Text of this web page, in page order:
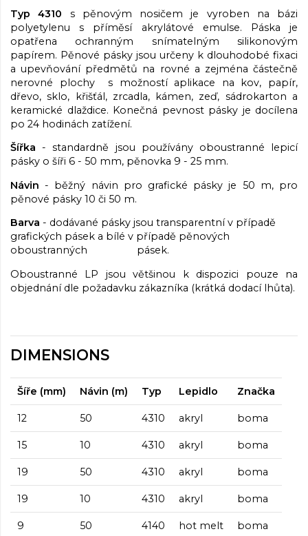
Typ 4310 s pěnovým nosičem je vyroben na bázi
polyetylenu s příměsí akrylátové emulse. Páska je
opatřena ochranným snímatelným silikonovým
papírem. Pěnové pásky jsou určeny k dlouhodobé fixaci
a upevňování předmětů na rovné a zejména částečně
nerovné plochy s možností aplikace na kov, papír,
dřevo, sklo, křišťál, zrcadla, kámen, zeď, sádrokarton a
keramické dlaždice. Konečná pevnost pásky je docílena
po 24 hodinách zatížení.
Šířka - standardně jsou používány oboustranné lepicí
pásky o šíři 6 - 50 mm, pěnovka 9 - 25 mm.
Návin - běžný návin pro grafické pásky je 50 m, pro
pěnové pásky 10 či 50 m.
Barva - dodávané pásky jsou transparentní v případě
grafických pásek a bílé v případě pěnových
oboustranných pásek.
Oboustranné LP jsou většinou k dispozici pouze na
objednání dle požadavku zákazníka (krátká dodací lhůta).
DIMENSIONS
Šíře (mm) Návin (m) Typ Lepidlo Značka
12 50 4310 akryl boma
15 10 4310 akryl boma
19 50 4310 akryl boma
19 10 4310 akryl boma
9 50 4140 hot melt boma